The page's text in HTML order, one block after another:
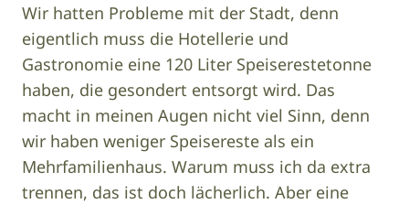
Wir hatten Probleme mit der Stadt, denn
eigentlich muss die Hotellerie und
Gastronomie eine 120 Liter Speiserestetonne
haben, die gesondert entsorgt wird. Das
macht in meinen Augen nicht viel Sinn, denn
wir haben weniger Speisereste als ein
Mehrfamilienhaus. Warum muss ich da extra
trennen, das ist doch lächerlich. Aber eine